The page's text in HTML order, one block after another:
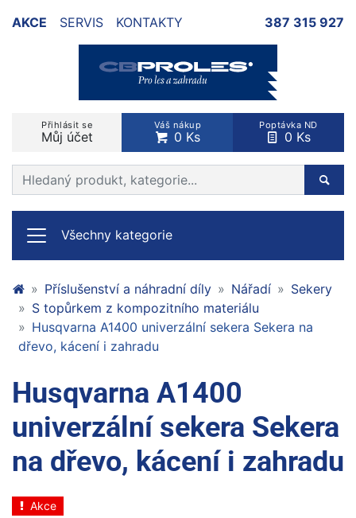
AKCE SERVIS KONTAKTY 387 315 927
Přihlásit se
Můj účet
Váš nákup
0 Ks
Poptávka ND
0 Ks
Prohledat web
Všechny kategorie
Příslušenství a náhradní díly Nářadí
Sekery
S topůrkem z kompozitního materiálu
Husqvarna A1400 univerzální sekera Sekera na
dřevo, kácení i zahradu
Husqvarna A1400
univerzální sekera Sekera
na dřevo, kácení i zahradu
Akce